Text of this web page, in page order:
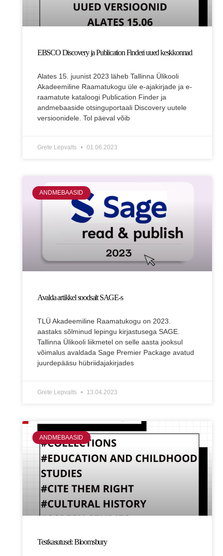
EBSCO Discovery ja Publication Finderi uued keskkonnad
Alates 15. juunist 2023 läheb Tallinna Ülikooli
Akadeemiline Raamatukogu üle e-ajakirjade ja e-
raamatute kataloogi Publication Finder ja
andmebaaside otsinguportaali Discovery uutele
versioonidele. Tol päeval võib
Grete Lepvalts 01.06.2023
ANDMEBAASID
Avalda artikkel soodsalt SAGE-s
TLÜ Akadeemiline Raamatukogu on 2023.
aastaks sõlminud lepingu kirjastusega SAGE.
Tallinna Ülikooli liikmetel on selle aasta jooksul
võimalus avaldada Sage Premier Package avatud
juurdepääsu hübriidajakirjades
Grete Lepvalts 13.04.2023
ANDMEBAASID
Testkasutusel: Bloomsbury